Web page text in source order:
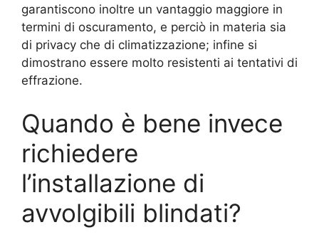
garantiscono inoltre un vantaggio maggiore in
termini di oscuramento, e perciò in materia sia
di privacy che di climatizzazione; infine si
dimostrano essere molto resistenti ai tentativi di
effrazione.
Quando è bene invece
richiedere
l’installazione di
avvolgibili blindati?